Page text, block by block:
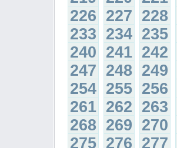
226 227 228
233 234 235
240 241 242
247 248 249
254 255 256
261 262 263
268 269 270
275 276 277